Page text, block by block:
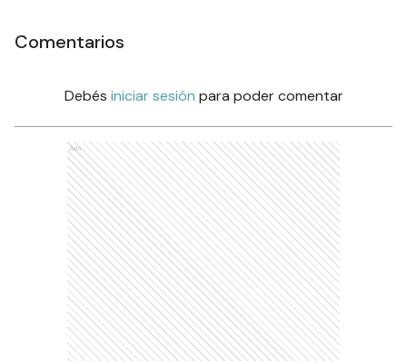
Comentarios
Debés iniciar sesión para poder comentar
Ads